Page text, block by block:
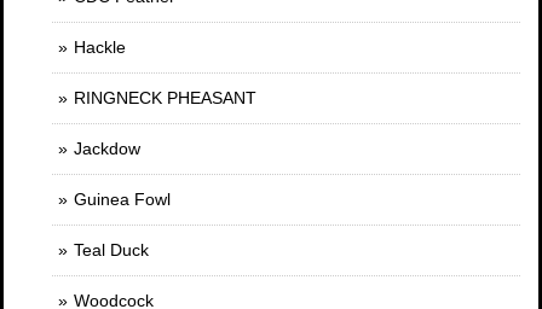
Hackle
RINGNECK PHEASANT
Jackdow
Guinea Fowl
Teal Duck
Woodcock